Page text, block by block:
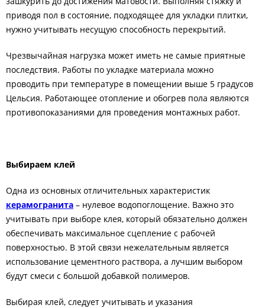
приводя пол в состояние, подходящее для укладки плитки,
нужно учитывать несущую способность перекрытий.
Чрезвычайная нагрузка может иметь не самые приятные
последствия. Работы по укладке материала можно
проводить при температуре в помещении выше 5 градусов
Цельсия. Работающее отопление и обогрев пола являются
противопоказаниями для проведения монтажных работ.
Выбираем клей
Одна из основных отличительных характеристик
керамогранита – нулевое водопоглощение. Важно это
учитывать при выборе клея, который обязательно должен
обеспечивать максимальное сцепление с рабочей
поверхностью. В этой связи нежелательным является
использование цементного раствора, а лучшим выбором
будут смеси с большой добавкой полимеров.
Выбирая клей, следует учитывать и указания